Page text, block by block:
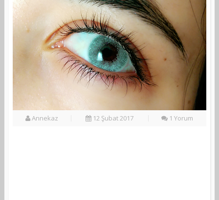
Annekaz 12 Şubat 2017 1 Yorum